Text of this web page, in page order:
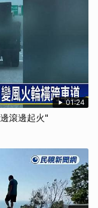
01:24
滾邊起火"